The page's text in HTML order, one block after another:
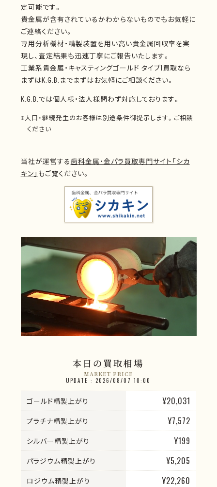
定可能です。
貴金属が含有されているかわからないものでもお気軽に
ご連絡ください。
専用分析機材・精製装置を用い高い貴金属回収率を実
現し、査定結果も迅速丁寧にご報告いたします。
工業系貴金属・キャスティングゴールド タイプⅠ買取なら
まずはK.G.B.までまずはお気軽にご相談ください。
K.G.B.では個人様・法人様問わず対応しております。
※大口・継続発生のお客様は別途条件御提示します。ご相談
ください
当社が運営する歯科金属・金パラ買取専門サイト「シカ
キン」 もご覧ください。
本日の買取相場
MARKET PRICE
UPDATE : 2026/08/07 10:00
ゴールド精製上がり ¥20,031
プラチナ精製上がり ¥7,572
シルバー精製上がり ¥199
パラジウム精製上がり ¥5,205
ロジウム精製上がり ¥22,260